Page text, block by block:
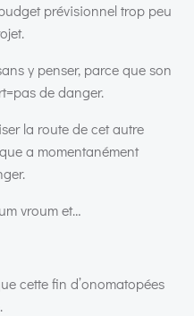
prévisionnel trop peu
y penser, parce que son
de danger.
la route de cet autre
a momentanément
vroum et…
cette fin d’onomatopées